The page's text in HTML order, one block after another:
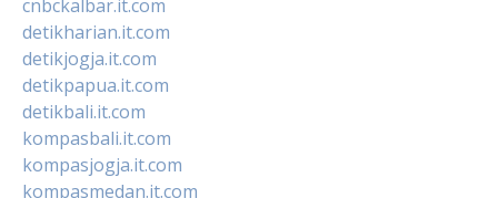
cnbckalbar.it.com
detikharian.it.com
detikjogja.it.com
detikpapua.it.com
detikbali.it.com
kompasbali.it.com
kompasjogja.it.com
kompasmedan.it.com